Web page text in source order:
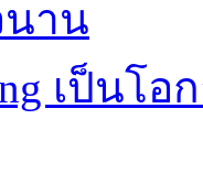
นาน
เป็นโ